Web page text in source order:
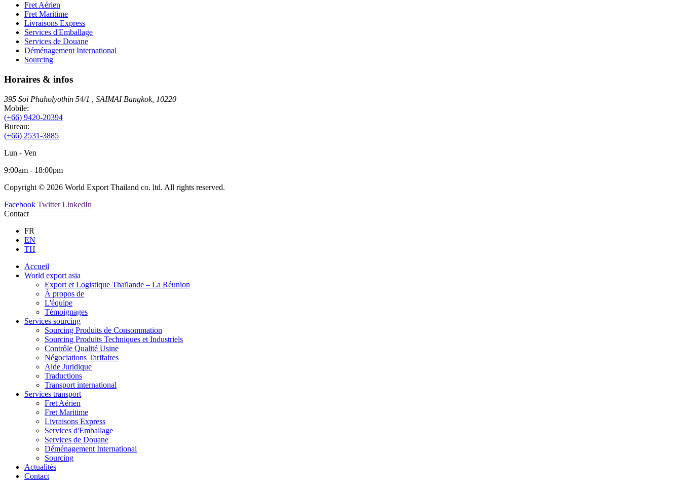
Fret Aérien
Fret Maritime
Livraisons Express
Services d'Emballage
Services de Douane
Déménagement International
Sourcing
Horaires & infos
395 Soi Phaholyothin 54/1 , SAIMAI Bangkok, 10220
Mobile:
(+66) 9420-20394
Bureau:
(+66) 2531-3885
Lun - Ven
9:00am - 18:00pm
Copyright © 2026 World Export Thailand co. ltd. All rights reserved.
Facebook Twitter LinkedIn
Contact
FR
EN
TH
Accueil
World export asia
Export et Logistique Thaïlande – La Réunion
À propos de
L'équipe
Témoignages
Services sourcing
Sourcing Produits de Consommation
Sourcing Produits Techniques et Industriels
Contrôle Qualité Usine
Négociations Tarifaires
Aide Juridique
Traductions
Transport international
Services transport
Fret Aérien
Fret Maritime
Livraisons Express
Services d'Emballage
Services de Douane
Déménagement International
Sourcing
Actualités
Contact